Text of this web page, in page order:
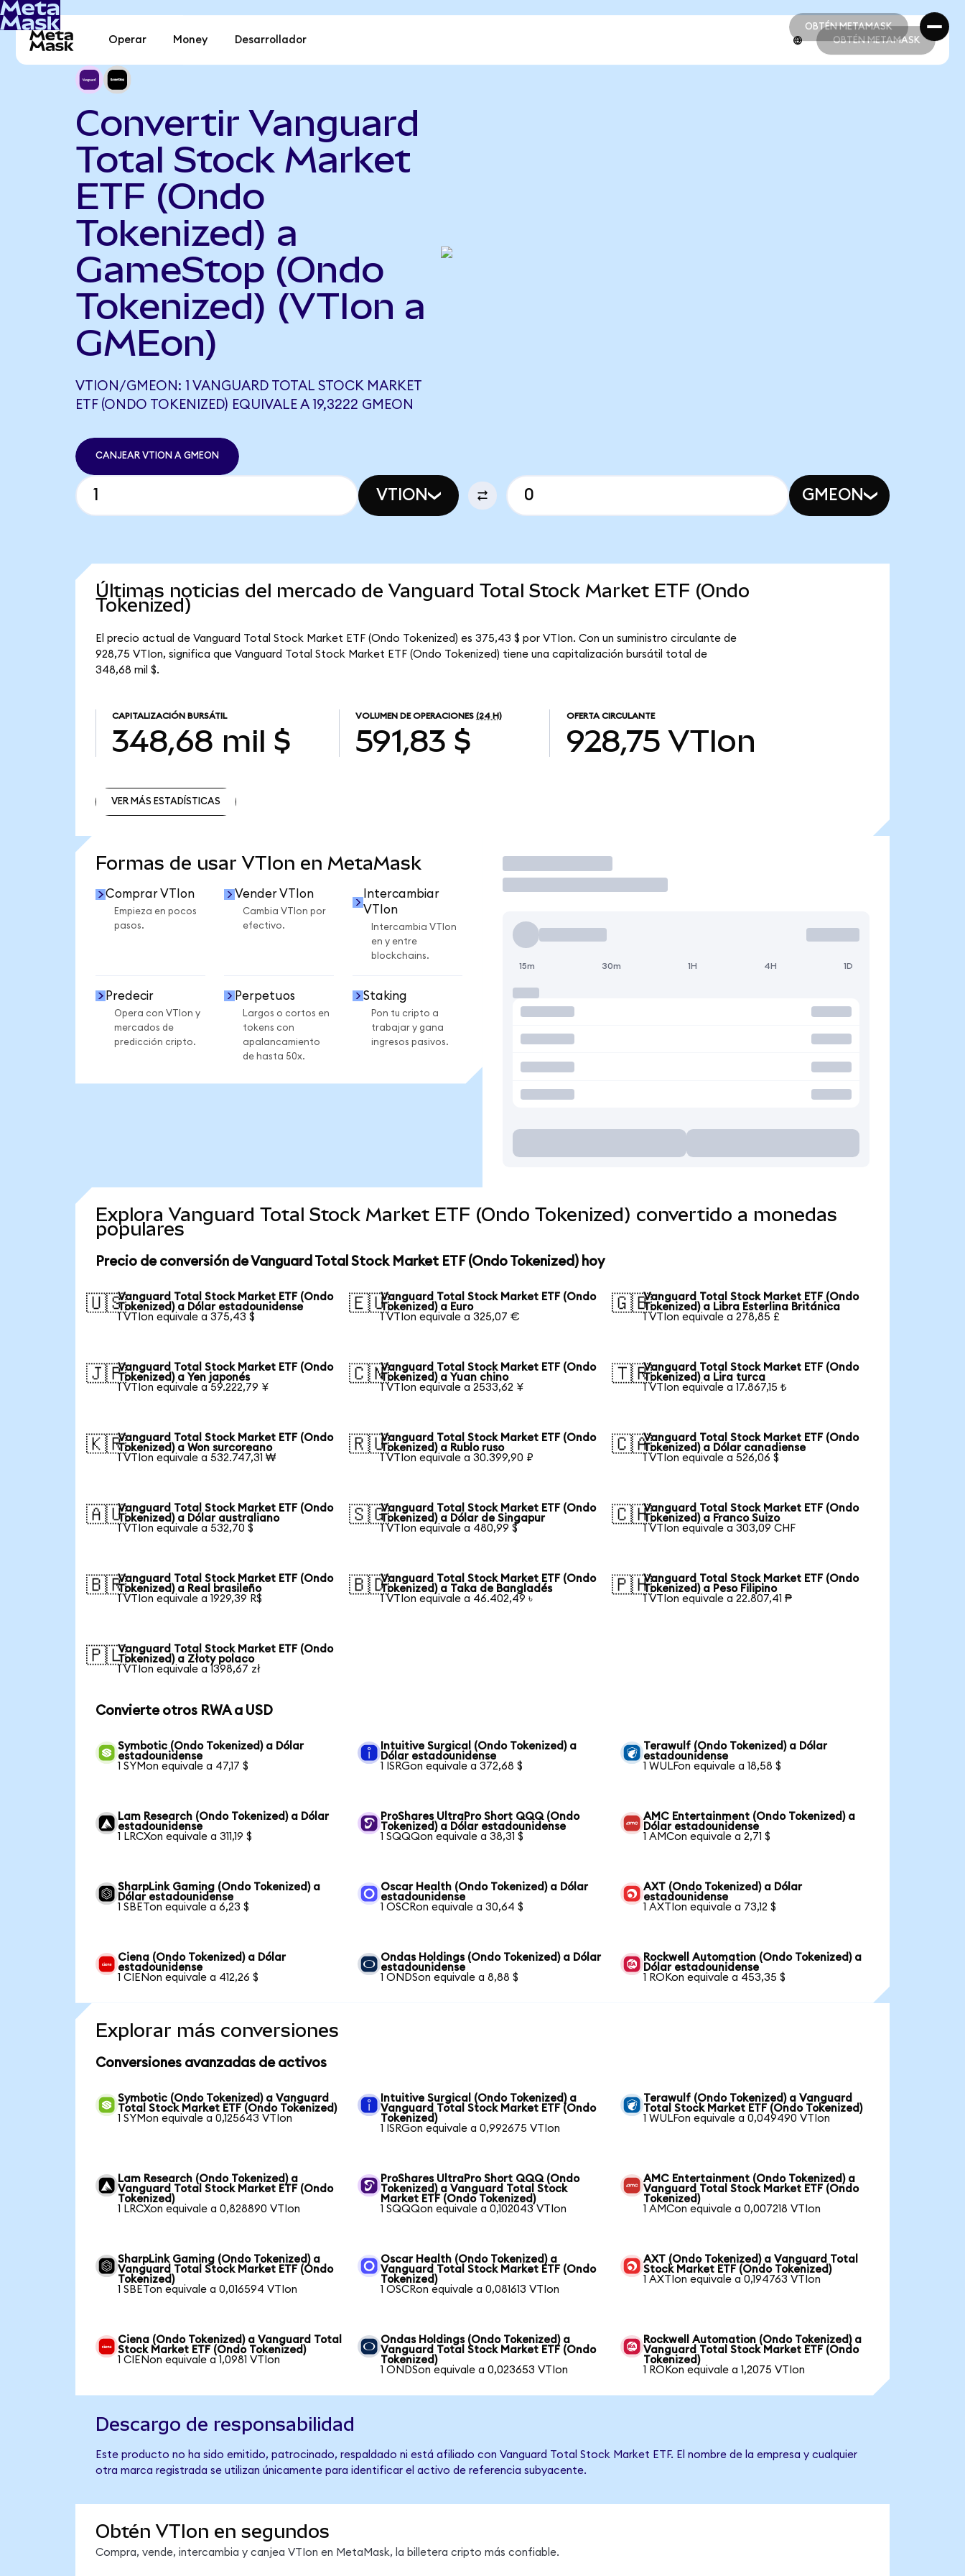
OBTÉN METAMASK
OBTÉN METAMASK
Operar Money Desarrollador OBTÉN METAMASK
Convertir Vanguard
Total Stock Market
ETF (Ondo
Tokenized) a
GameStop (Ondo
Tokenized) (VTIon a
GMEon)
VTION/GMEON: 1 VANGUARD TOTAL STOCK MARKET
ETF (ONDO TOKENIZED) EQUIVALE A 19,3222 GMEON
CANJEAR VTION A GMEON
VTION GMEON
Últimas noticias del mercado de Vanguard Total Stock Market ETF (Ondo
Tokenized)
El precio actual de Vanguard Total Stock Market ETF (Ondo Tokenized) es 375,43 $ por VTIon. Con un suministro circulante de
928,75 VTIon, significa que Vanguard Total Stock Market ETF (Ondo Tokenized) tiene una capitalización bursátil total de
348,68 mil $.
CAPITALIZACIÓN BURSÁTIL
348,68 mil $
VOLUMEN DE OPERACIONES (24 H)
591,83 $
OFERTA CIRCULANTE
928,75 VTIon
VER MÁS ESTADÍSTICAS
Formas de usar VTIon en MetaMask
Comprar VTIon
Empieza en pocos
pasos.
Vender VTIon
Cambia VTIon por
efectivo.
Intercambiar
VTIon
Intercambia VTIon
en y entre
blockchains.
Predecir
Opera con VTIon y
mercados de
predicción cripto.
Perpetuos
Largos o cortos en
tokens con
apalancamiento
de hasta 50x.
Staking
Pon tu cripto a
trabajar y gana
ingresos pasivos.
Operar
15m 30m 1H 4H 1D
Explora Vanguard Total Stock Market ETF (Ondo Tokenized) convertido a monedas
populares
Precio de conversión de Vanguard Total Stock Market ETF (Ondo Tokenized) hoy
🇺🇸Vanguard Total Stock Market ETF (Ondo
Tokenized) a Dólar estadounidense
1 VTIon equivale a 375,43 $
🇪🇺Vanguard Total Stock Market ETF (Ondo
Tokenized) a Euro
1 VTIon equivale a 325,07 €
🇬🇧Vanguard Total Stock Market ETF (Ondo
Tokenized) a Libra Esterlina Británica
1 VTIon equivale a 278,85 £
🇯🇵Vanguard Total Stock Market ETF (Ondo
Tokenized) a Yen japonés
1 VTIon equivale a 59.222,79 ¥
🇨🇳Vanguard Total Stock Market ETF (Ondo
Tokenized) a Yuan chino
1 VTIon equivale a 2533,62 ¥
🇹🇷Vanguard Total Stock Market ETF (Ondo
Tokenized) a Lira turca
1 VTIon equivale a 17.867,15 ₺
🇰🇷Vanguard Total Stock Market ETF (Ondo
Tokenized) a Won surcoreano
1 VTIon equivale a 532.747,31 ₩
🇷🇺Vanguard Total Stock Market ETF (Ondo
Tokenized) a Rublo ruso
1 VTIon equivale a 30.399,90 ₽
🇨🇦Vanguard Total Stock Market ETF (Ondo
Tokenized) a Dólar canadiense
1 VTIon equivale a 526,06 $
🇦🇺Vanguard Total Stock Market ETF (Ondo
Tokenized) a Dólar australiano
1 VTIon equivale a 532,70 $
🇸🇬Vanguard Total Stock Market ETF (Ondo
Tokenized) a Dólar de Singapur
1 VTIon equivale a 480,99 $
🇨🇭Vanguard Total Stock Market ETF (Ondo
Tokenized) a Franco Suizo
1 VTIon equivale a 303,09 CHF
🇧🇷Vanguard Total Stock Market ETF (Ondo
Tokenized) a Real brasileño
1 VTIon equivale a 1929,39 R$
🇧🇩Vanguard Total Stock Market ETF (Ondo
Tokenized) a Taka de Bangladés
1 VTIon equivale a 46.402,49 ৳
🇵🇭Vanguard Total Stock Market ETF (Ondo
Tokenized) a Peso Filipino
1 VTIon equivale a 22.807,41 ₱
🇵🇱Vanguard Total Stock Market ETF (Ondo
Tokenized) a Złoty polaco
1 VTIon equivale a 1398,67 zł
Convierte otros RWA a USD
Symbotic (Ondo Tokenized) a Dólar
estadounidense
1 SYMon equivale a 47,17 $
Intuitive Surgical (Ondo Tokenized) a
Dólar estadounidense
1 ISRGon equivale a 372,68 $
Terawulf (Ondo Tokenized) a Dólar
estadounidense
1 WULFon equivale a 18,58 $
Lam Research (Ondo Tokenized) a Dólar
estadounidense
1 LRCXon equivale a 311,19 $
ProShares UltraPro Short QQQ (Ondo
Tokenized) a Dólar estadounidense
1 SQQQon equivale a 38,31 $
AMC Entertainment (Ondo Tokenized) a
Dólar estadounidense
1 AMCon equivale a 2,71 $
SharpLink Gaming (Ondo Tokenized) a
Dólar estadounidense
1 SBETon equivale a 6,23 $
Oscar Health (Ondo Tokenized) a Dólar
estadounidense
1 OSCRon equivale a 30,64 $
AXT (Ondo Tokenized) a Dólar
estadounidense
1 AXTIon equivale a 73,12 $
Ciena (Ondo Tokenized) a Dólar
estadounidense
1 CIENon equivale a 412,26 $
Ondas Holdings (Ondo Tokenized) a Dólar
estadounidense
1 ONDSon equivale a 8,88 $
Rockwell Automation (Ondo Tokenized) a
Dólar estadounidense
1 ROKon equivale a 453,35 $
Explorar más conversiones
Conversiones avanzadas de activos
Symbotic (Ondo Tokenized) a Vanguard
Total Stock Market ETF (Ondo Tokenized)
1 SYMon equivale a 0,125643 VTIon
Intuitive Surgical (Ondo Tokenized) a
Vanguard Total Stock Market ETF (Ondo
Tokenized)
1 ISRGon equivale a 0,992675 VTIon
Terawulf (Ondo Tokenized) a Vanguard
Total Stock Market ETF (Ondo Tokenized)
1 WULFon equivale a 0,049490 VTIon
Lam Research (Ondo Tokenized) a
Vanguard Total Stock Market ETF (Ondo
Tokenized)
1 LRCXon equivale a 0,828890 VTIon
ProShares UltraPro Short QQQ (Ondo
Tokenized) a Vanguard Total Stock
Market ETF (Ondo Tokenized)
1 SQQQon equivale a 0,102043 VTIon
AMC Entertainment (Ondo Tokenized) a
Vanguard Total Stock Market ETF (Ondo
Tokenized)
1 AMCon equivale a 0,007218 VTIon
SharpLink Gaming (Ondo Tokenized) a
Vanguard Total Stock Market ETF (Ondo
Tokenized)
1 SBETon equivale a 0,016594 VTIon
Oscar Health (Ondo Tokenized) a
Vanguard Total Stock Market ETF (Ondo
Tokenized)
1 OSCRon equivale a 0,081613 VTIon
AXT (Ondo Tokenized) a Vanguard Total
Stock Market ETF (Ondo Tokenized)
1 AXTIon equivale a 0,194763 VTIon
Ciena (Ondo Tokenized) a Vanguard Total
Stock Market ETF (Ondo Tokenized)
1 CIENon equivale a 1,0981 VTIon
Ondas Holdings (Ondo Tokenized) a
Vanguard Total Stock Market ETF (Ondo
Tokenized)
1 ONDSon equivale a 0,023653 VTIon
Rockwell Automation (Ondo Tokenized) a
Vanguard Total Stock Market ETF (Ondo
Tokenized)
1 ROKon equivale a 1,2075 VTIon
Descargo de responsabilidad
Este producto no ha sido emitido, patrocinado, respaldado ni está afiliado con Vanguard Total Stock Market ETF. El nombre de la empresa y cualquier
otra marca registrada se utilizan únicamente para identificar el activo de referencia subyacente.
Obtén VTIon en segundos
Compra, vende, intercambia y canjea VTIon en MetaMask, la billetera cripto más confiable.